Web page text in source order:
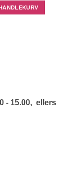
var:
kr 299,00.
er:
kr 119,00.
- 15.00, ellers